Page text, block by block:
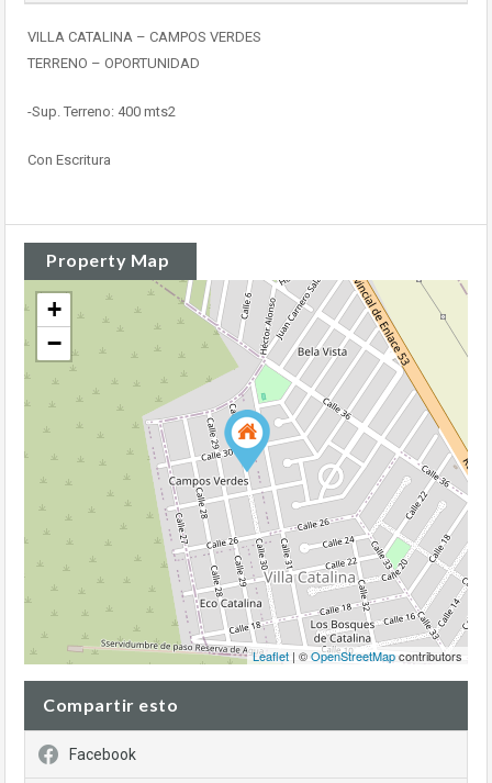
VILLA CATALINA – CAMPOS VERDES
TERRENO – OPORTUNIDAD
-Sup. Terreno: 400 mts2
Con Escritura
Property Map
+
−
Leaflet | ©OpenStreetMapcontributors
Compartir esto
Facebook